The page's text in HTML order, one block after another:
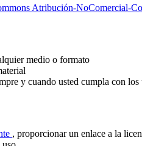
Atribución-NoComercial-
medio o formato
y cuando usted cumpla con
, proporcionar un enlace a la